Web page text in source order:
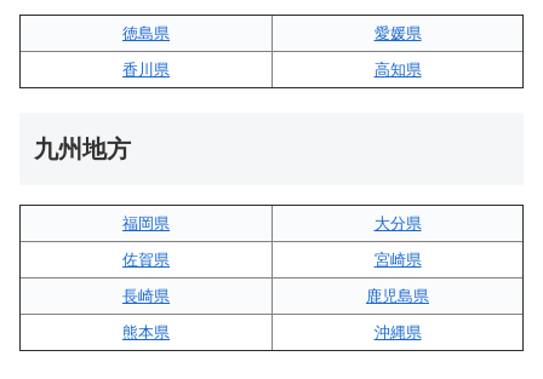
徳島県
愛媛県
香川県
高知県
九州地方
福岡県
大分県
佐賀県
宮崎県
長崎県
鹿児島県
熊本県
沖縄県